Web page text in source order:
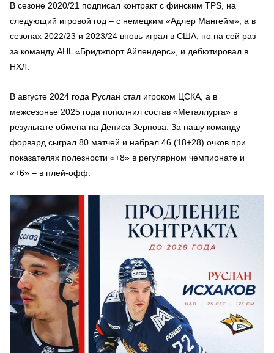
В сезоне 2020/21 подписал контракт с финским TPS, на
следующий игровой год – с немецким «Адлер Мангейм», а в
сезонах 2022/23 и 2023/24 вновь играл в США, но на сей раз
за команду AHL «Бриджпорт Айлендерс», и дебютировал в
НХЛ.
В августе 2024 года Руслан стал игроком ЦСКА, а в
межсезонье 2025 года пополнил состав «Металлурга» в
результате обмена на Дениса Зернова. За нашу команду
форвард сыграл 80 матчей и набрал 46 (18+28) очков при
показателях полезности «+8» в регулярном чемпионате и
«+6» – в плей-офф.